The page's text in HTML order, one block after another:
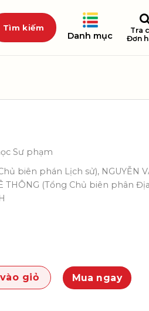
Danh mục
Tra
Đơn
Sư phạm
biên phán Lịch sử), NGUYỄN
THÔNG (Tổng Chủ biên phân
giỏ Mua ngay